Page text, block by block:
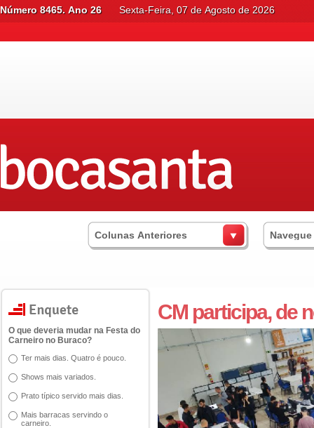
Número 8465. Ano 26 Sexta-Feira, 07 de Agosto de 2026
Colunas Anteriores
O que deveria mudar na Festa do
Carneiro no Buraco?
Ter mais dias. Quatro é pouco.
Shows mais variados.
Prato típico servido mais dias.
Mais barracas servindo o
carneiro.
CM participa, de